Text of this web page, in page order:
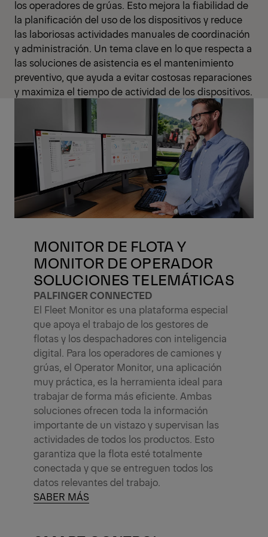
los operadores de grúas. Esto mejora la fiabilidad de
la planificación del uso de los dispositivos y reduce
las laboriosas actividades manuales de coordinación
y administración. Un tema clave en lo que respecta a
las soluciones de asistencia es el mantenimiento
preventivo, que ayuda a evitar costosas reparaciones
y maximiza el tiempo de actividad de los dispositivos.
MONITOR DE FLOTA Y
MONITOR DE OPERADOR
SOLUCIONES TELEMÁTICAS
PALFINGER CONNECTED
El Fleet Monitor es una plataforma especial
que apoya el trabajo de los gestores de
flotas y los despachadores con inteligencia
digital. Para los operadores de camiones y
grúas, el Operator Monitor, una aplicación
muy práctica, es la herramienta ideal para
trabajar de forma más eficiente. Ambas
soluciones ofrecen toda la información
importante de un vistazo y supervisan las
actividades de todos los productos. Esto
garantiza que la flota esté totalmente
conectada y que se entreguen todos los
datos relevantes del trabajo.
SABER MÁS